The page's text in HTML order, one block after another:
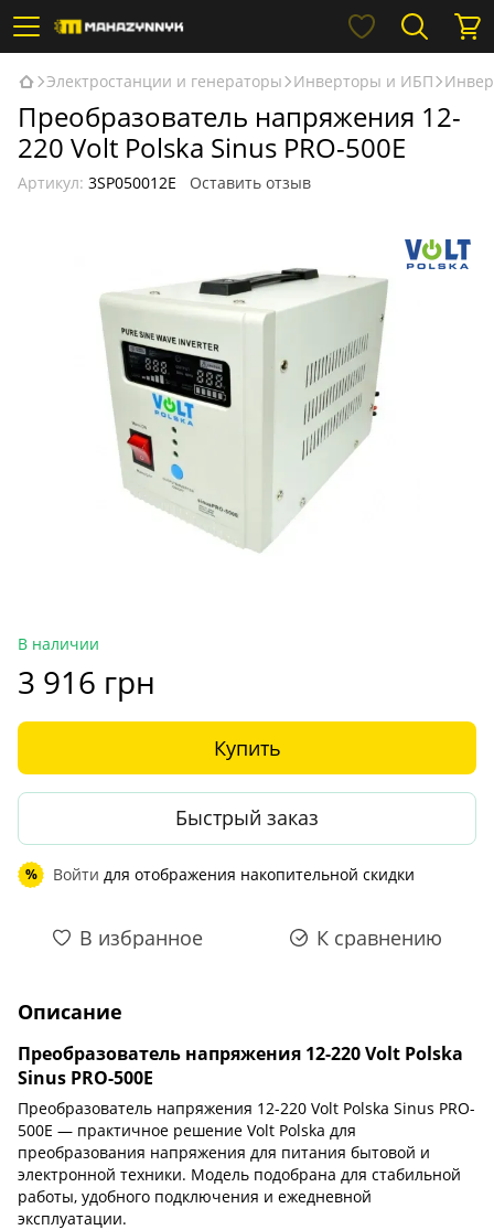
Электростанции и генераторы Инверторы и ИБП
Преобразователь напряжения 12-
220 Volt Polska Sinus PRO-500E
Артикул: 3SP050012E Оставить отзыв
В наличии
3 916 грн
Купить
Быстрый заказ
% Войти для отображения накопительной скидки
В избранное К сравнению
Описание
Преобразователь напряжения 12-220 Volt Polska
Sinus PRO-500E
Преобразователь напряжения 12-220 Volt Polska Sinus PRO-
500E — практичное решение Volt Polska для
преобразования напряжения для питания бытовой и
электронной техники. Модель подобрана для стабильной
работы, удобного подключения и ежедневной
эксплуатации.